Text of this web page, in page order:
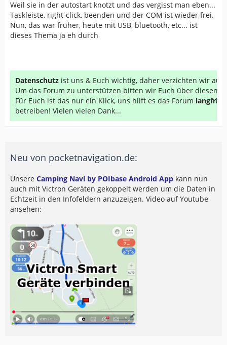
Weil sie in der autostart knotzt und das vergisst man eben...
Taskleiste, right-click, beenden und der COM ist wieder frei.
Nun, das war früher, heute mit USB, bluetooth, etc... ist
dieses Thema ja eh durch
Datenschutz ist uns & Euch wichtig, daher verzichten wir auf
Um das Forum zu unterstützen bitten wir Euch über diesen
Für Euch ist das nur ein Klick, uns hilft es das Forum
betreiben! Vielen vielen Dank...
Neu von pocketnavigation.de:
Unsere Camping Navi by POIbase Android App kann nun
auch mit Victron Geräten gekoppelt werden um die Daten in
Echtzeit in den Infofeldern anzuzeigen. Video auf Youtube
ansehen: